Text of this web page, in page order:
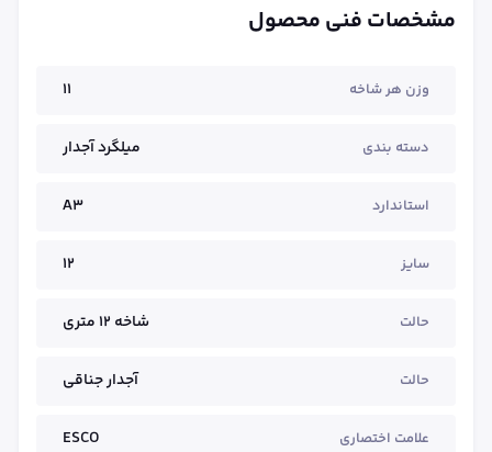
مشخصات فنی محصول
وزن هر شاخه 11
دسته بندی میلگرد آجدار
استاندارد A3
سایز 12
حالت شاخه ۱۲ متری
حالت آجدار جناقی
علامت اختصاری ESCO